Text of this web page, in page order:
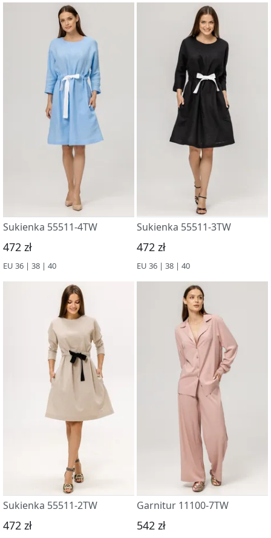
Sukienka 55511-4TW
472 zł
EU 36 | 38 | 40
Sukienka 55511-3TW
472 zł
EU 36 | 38 | 40
Sukienka 55511-2TW
472 zł
Garnitur 11100-7TW
542 zł